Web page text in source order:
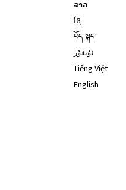
ລາວ
ខ្មែ
བོད་སྐད།
ئۇيغۇر
Tiếng Việt
English